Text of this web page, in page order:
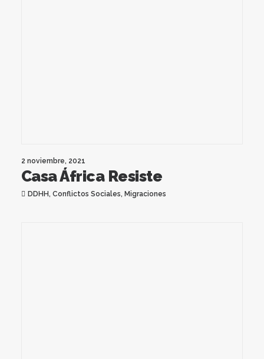
2 noviembre, 2021
Casa África Resiste
DDHH, Conflictos Sociales, Migraciones